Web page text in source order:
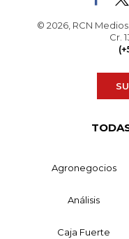
© 2026, RCN
Cr.
Agronegocios
Análisis
Caja Fuerte